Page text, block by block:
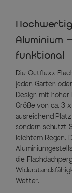
Aluminium
funktional
Die Outflexx
jeden Garten
Design mit hoher
Größe von ca. 3
ausreichend
sondern schützt
leichtem Regen.
die
Wetter.